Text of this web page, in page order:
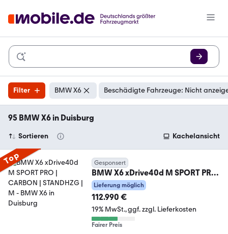
Filter BMW X6 Beschädigte Fahrzeuge: Nicht
95 BMW X6 in Duisburg
Sortieren Kachelansicht
Top Gesponsert
BMW X6 xDrive40d M SPORT PRO
| CARBON | STANDHZG | M
Lieferung möglich
112.990 €
19% MwSt. ggf. zzgl. Lieferkosten
Fairer Preis